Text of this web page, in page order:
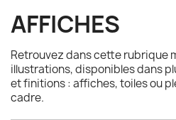
AFFICHES
Retrouvez dans cette rubrique
illustrations, disponibles dans
et finitions : affiches, toiles ou
cadre.